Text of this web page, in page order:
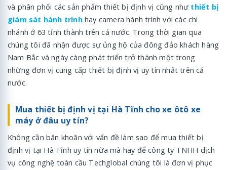
và phân phối các sản phẩm thiết bị định vị cũng như thiết bị
giám sát hành trìnhhay camera hành trình với các chi
nhánh ở 63 tỉnh thành trên cả nước. Trong thời gian qua
chúng tôi đã nhận được sự ủng hộ của đông đảo khách hàng
Nam Bắc và ngày càng phát triển trở thành một trong
những đơn vị cung cấp thiết bị định vị uy tín nhất trên cả
nước.
Mua thiết bị định vị tại Hà Tĩnh cho xe ôtô xe
máy ở đâu uy tín?
Không cần băn khoăn với vấn đề làm sao để mua thiết bị
định vị tại Hà Tĩnh uy tín nữa mà hãy để công ty TNHH dịch
vụ công nghệ toàn cầu Techglobal chúng tôi là đơn vị phục